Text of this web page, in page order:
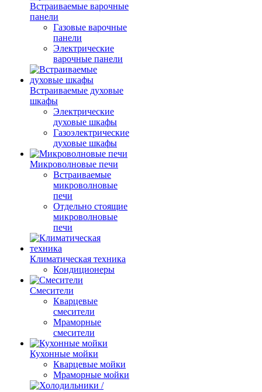
Встраиваемые варочные
панели
Газовые варочные
панели
Электрические
варочные панели
Встраиваемые духовые
шкафы
Электрические
духовые шкафы
Газоэлектрические
духовые шкафы
Микроволновые печи
Встраиваемые
микроволновые
печи
Отдельно стоящие
микроволновые
печи
Климатическая техника
Кондиционеры
Смесители
Кварцевые
смесители
Мраморные
смесители
Кухонные мойки
Кварцевые мойки
Мраморные мойки